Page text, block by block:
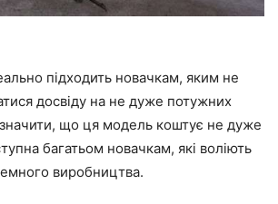
підходить новачкам, яким не
досвіду на не дуже потужних
що ця модель коштує не дуже
багатьом новачкам, які воліють
виробництва.